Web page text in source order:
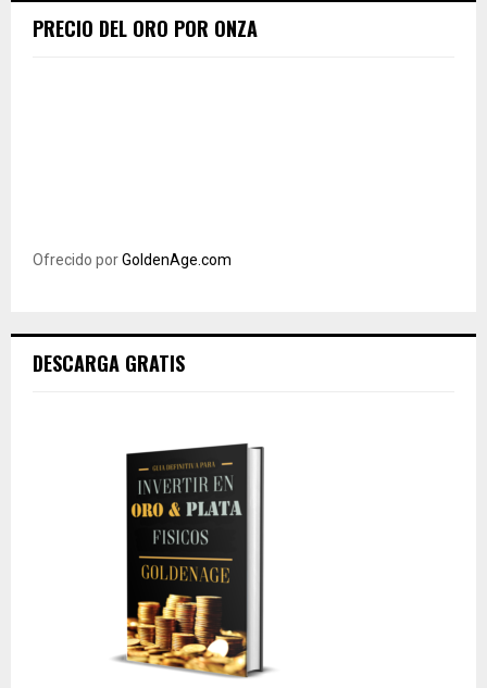
PRECIO DEL ORO POR ONZA
Ofrecido porGoldenAge.com
DESCARGA GRATIS